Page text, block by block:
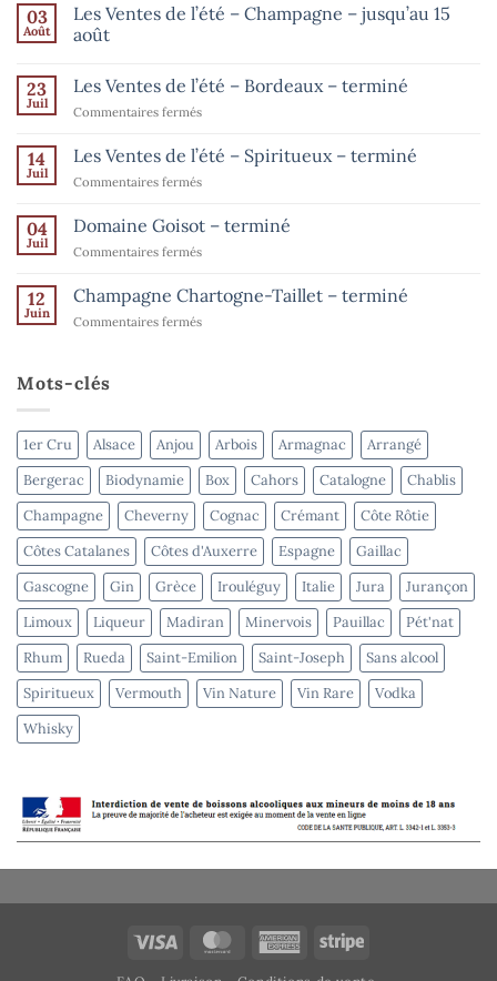
03
Août
Les Ventes de l’été – Champagne – jusqu’au 15
août
sur
Ventes
–
–
15
août
23
Juil
Les Ventes de l’été – Bordeaux – terminé
Commentaires ferméssur
Ventes
de
l’été
Bordeaux
terminé
14
Juil
Les Ventes de l’été – Spiritueux – terminé
Commentaires ferméssur
Ventes
de
l’été
Spiritueux
terminé
04
Juil
Domaine Goisot – terminé
Commentaires ferméssur
Goisot
–
terminé
12
Juin
Champagne Chartogne-Taillet – terminé
Commentaires ferméssur
Mots-clés
1er Cru Alsace Anjou Arbois Armagnac
Arrangé
Bergerac
Biodynamie Box Cahors Catalogne
Chablis
Champagne
Cheverny Cognac Crémant
Côte Rôtie
Côtes Catalanes
Côtes d'Auxerre Espagne
Gaillac
Gascogne
Gin Grèce Irouléguy Italie Jura
Jurançon
Limoux
Liqueur Madiran Minervois Pauillac
Pét'nat
Rhum
Rueda Saint-Emilion Saint-Joseph
Sans alcool
Spiritueux
Vermouth Vin Nature Vin Rare
Vodka
Whisky
Visa MasterCardAmericanStripe